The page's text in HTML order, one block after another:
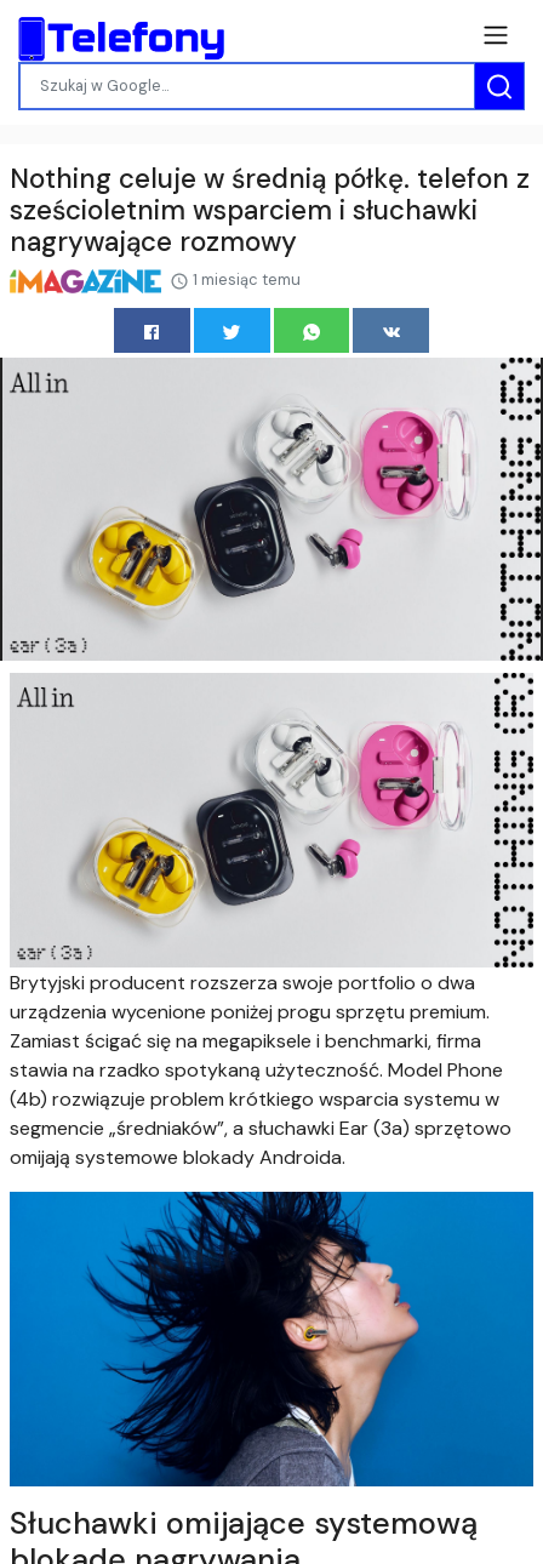
Nothing celuje w średnią półkę. telefon z
sześcioletnim wsparciem i słuchawki
nagrywające rozmowy
1 miesiąc temu
Brytyjski producent rozszerza swoje portfolio o dwa
urządzenia wycenione poniżej progu sprzętu premium.
Zamiast ścigać się na megapiksele i benchmarki, firma
stawia na rzadko spotykaną użyteczność. Model Phone
(4b) rozwiązuje problem krótkiego wsparcia systemu w
segmencie „średniaków”, a słuchawki Ear (3a) sprzętowo
omijają systemowe blokady Androida.
Słuchawki omijające systemową